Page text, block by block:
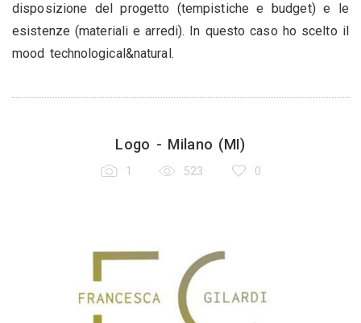
disposizione del progetto (tempistiche e budget) e le
esistenze (materiali e arredi). In questo caso ho scelto il
mood technological&natural.
Logo - Milano (MI)
1 523 0